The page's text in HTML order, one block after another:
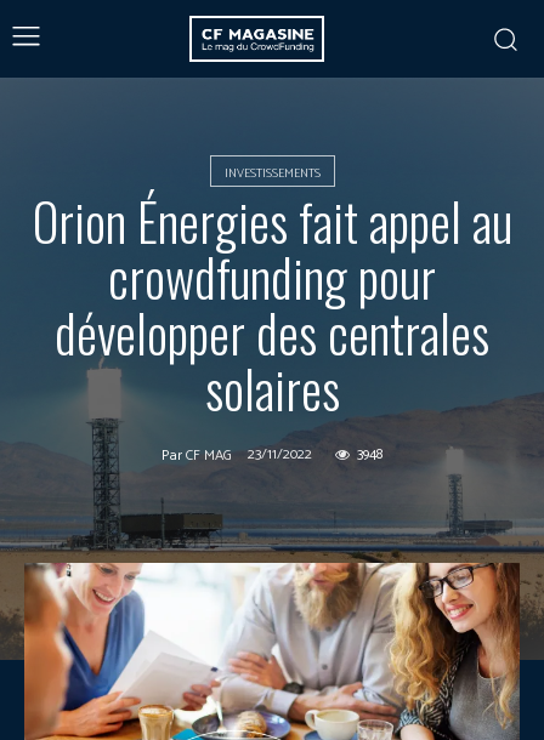
INVESTISSEMENTS
Orion Énergies fait appel au
crowdfunding pour
développer des centrales
solaires
ParCF MAG 23/11/2022 3948